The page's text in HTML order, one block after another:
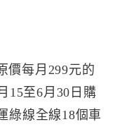
價每月299元的
15至6月30日購
綠線全線18個車